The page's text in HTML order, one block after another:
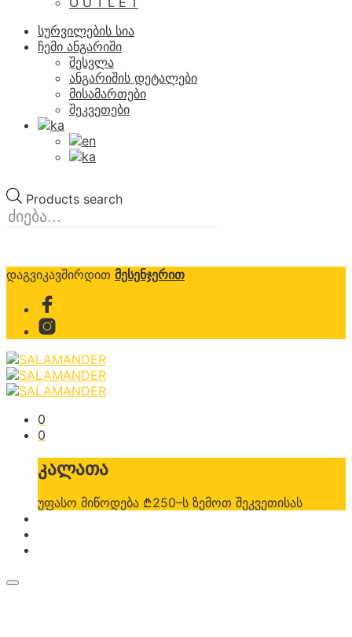
სურვილების სია
ჩემი ანგარიში
შესვლა
ანგარიშის დეტალები
მისამართები
შეკვეთები
Products search
დაგვიკავშირდით მესენჯერით
0
0
კალათა
უფასო მიწოდება ₾250–ს ზემოთ შეკვეთისას